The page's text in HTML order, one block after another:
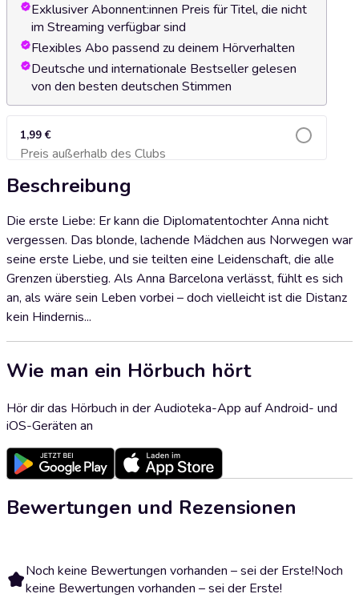
Exklusiver Abonnent:innen Preis für Titel, die nicht
im Streaming verfügbar sind
Flexibles Abo passend zu deinem Hörverhalten
Deutsche und internationale Bestseller gelesen
von den besten deutschen Stimmen
1,99 €
Preis außerhalb des ClubsZum Warenkorb hinzufügen
Beschreibung
Die erste Liebe: Er kann die Diplomatentochter Anna nicht
vergessen. Das blonde, lachende Mädchen aus Norwegen war
seine erste Liebe, und sie teilten eine Leidenschaft, die alle
Grenzen überstieg. Als Anna Barcelona verlässt, fühlt es sich
an, als wäre sein Leben vorbei – doch vielleicht ist die Distanz
kein Hindernis...
Wie man ein Hörbuch hört
Hör dir das Hörbuch in der Audioteka-App auf Android- und
iOS-Geräten an
Bewertungen und Rezensionen
Noch keine Bewertungen vorhanden – sei der Erste!Noch
keine Bewertungen vorhanden – sei der Erste!